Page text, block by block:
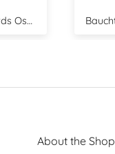
Bauchtasche Mateo - beige
About the Shop